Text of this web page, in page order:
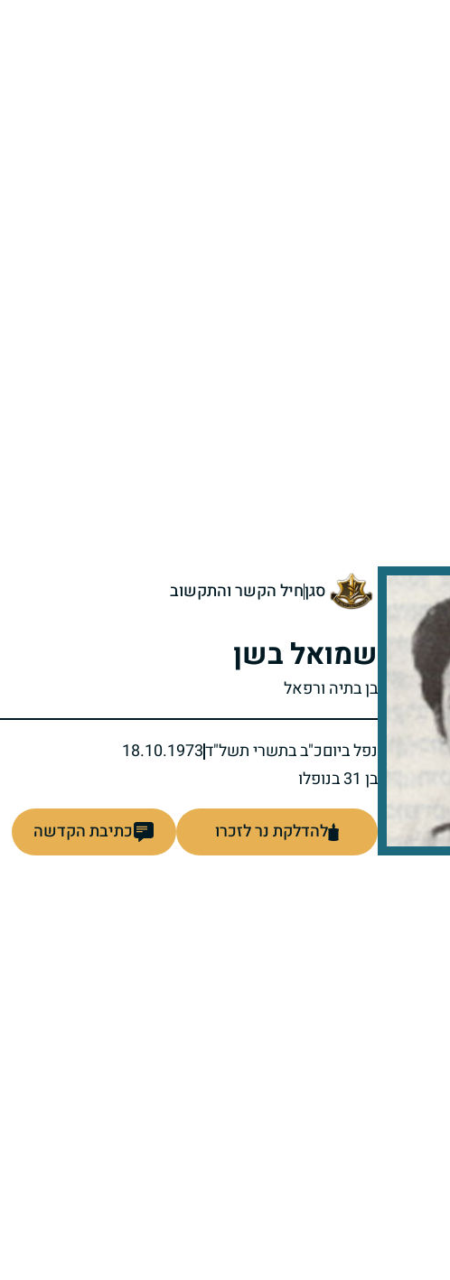
סגןחיל הקשר והתקשוב
שמואל בשן
בן בתיה ורפאל
נפל ביוםכ"ב בתשרי תשל"ד18.10.1973
בן 31 בנופלו
להדלקת נר לזכרו כתיבת הקדשה